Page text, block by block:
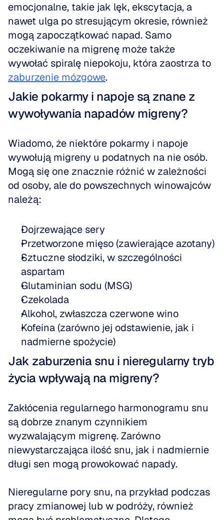
emocjonalne, takie jak lęk, ekscytacja, a
nawet ulga po stresującym okresie, również
mogą zapoczątkować napad. Samo
oczekiwanie na migrenę może także
zaburzenie mózgowe.
Jakie pokarmy i napoje są znane z
wywoływania napadów migreny?
Wiadomo, że niektóre pokarmy i napoje
wywołują migreny u podatnych na nie osób.
Mogą się one znacznie różnić w zależności
od osoby, ale do powszechnych winowajców
należą:
Dojrzewające sery
Przetworzone mięso (zawierające azotany)
Sztuczne słodziki, w szczególności
aspartam
Glutaminian sodu (MSG)
Czekolada
Alkohol, zwłaszcza czerwone wino
Kofeina (zarówno jej odstawienie, jak i
nadmierne spożycie)
Jak zaburzenia snu i nieregularny tryb
życia wpływają na migreny?
Zakłócenia regularnego harmonogramu snu
są dobrze znanym czynnikiem
wyzwalającym migrenę. Zarówno
niewystarczająca ilość snu, jak i nadmiernie
długi sen mogą prowokować napady.
Nieregularne pory snu, na przykład podczas
pracy zmianowej lub w podróży, również